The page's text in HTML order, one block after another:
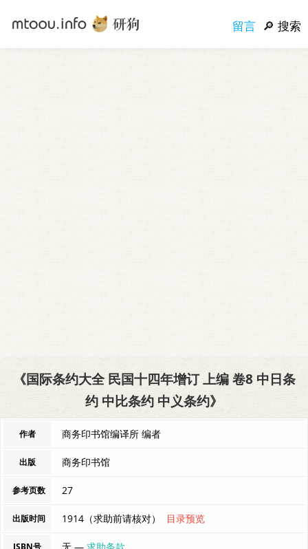
留言 搜索
《国际条约大全 民国十四年增订 上编 卷8 中日条
约 中比条约 中义条约》
作者 商务印书馆编译所 编者
出版 商务印书馆
参考页数 27
出版时间 1914（求助前请核对） 目录预览
ISBN号